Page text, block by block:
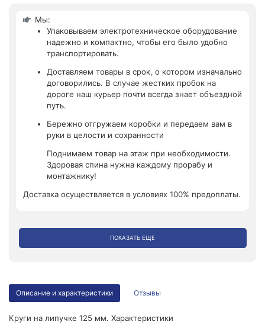
Мы:
Упаковываем электротехническое оборудование
надежно и компактно, чтобы его было удобно
транспортировать.
Доставляем товары в срок, о котором изначально
договорились. В случае жестких пробок на
дороге наш курьер почти всегда знает объездной
путь.
Бережно отгружаем коробки и передаем вам в
руки в целости и сохранности
Поднимаем товар на этаж при необходимости.
Здоровая спина нужна каждому прорабу и
монтажнику!
Доставка осуществляется в условиях 100% предоплаты.
ПОКАЗАТЬ ЕЩЕ
Описание и характеристики Отзывы
Круги на липучке 125 мм. Характеристики